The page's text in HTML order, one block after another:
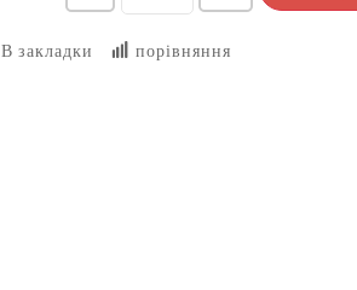
В закладки порівняння